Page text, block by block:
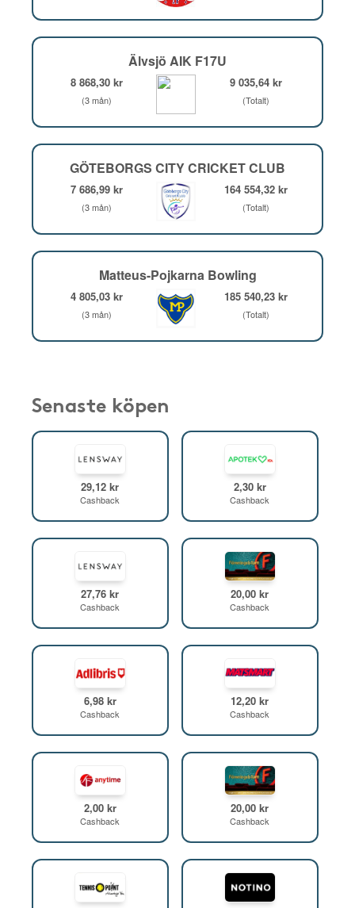
Älvsjö AIK F17U
8 868,30 kr
(3 mån)
9 035,64 kr
(Totalt)
GÖTEBORGS CITY CRICKET CLUB
7 686,99 kr
(3 mån)
164 554,32 kr
(Totalt)
Matteus-Pojkarna Bowling
4 805,03 kr
(3 mån)
185 540,23 kr
(Totalt)
Senaste köpen
29,12 kr
Cashback
2,30 kr
Cashback
27,76 kr
Cashback
20,00 kr
Cashback
6,98 kr
Cashback
12,20 kr
Cashback
2,00 kr
Cashback
20,00 kr
Cashback